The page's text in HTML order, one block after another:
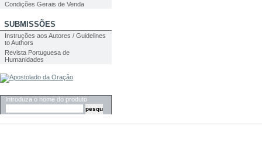
Condições Gerais de Venda
SUBMISSÕES
Instruções aos Autores / Guidelines
to Authors
Revista Portuguesa de
Humanidades
Introduza o nome do produto